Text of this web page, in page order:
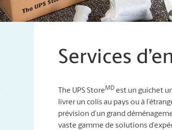
Services
The UPS StoreMD est un guichet
livrer un colis au pays ou à
prévision d’un grand
vaste gamme de solutions